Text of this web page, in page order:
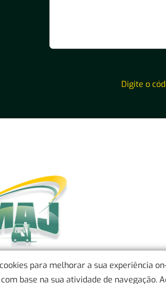
Digite o
para melhorar a sua experiência
base na sua atividade de navegação.